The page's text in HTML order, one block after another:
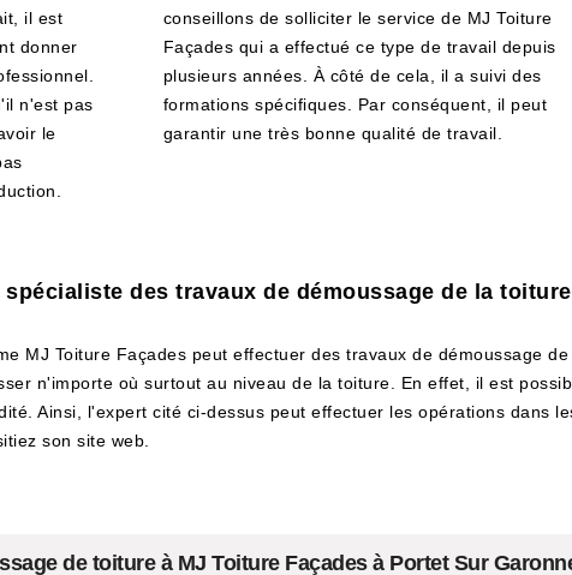
il est
donner
n'est pas
le
conseillons de solliciter le service de MJ Toiture
Façades qui a effectué ce type de travail depuis
plusieurs années. À côté de cela, il a suivi des
formations spécifiques. Par conséquent, il peut
garantir une très bonne qualité de travail.
spécialiste des travaux de démoussage de la
MJ Toiture Façades peut effectuer des travaux de démoussage
n'importe où surtout au niveau de la toiture. En effet, il est
Ainsi, l'expert cité ci-dessus peut effectuer les opérations dans
son site web.
de toiture à MJ Toiture Façades à Portet Sur